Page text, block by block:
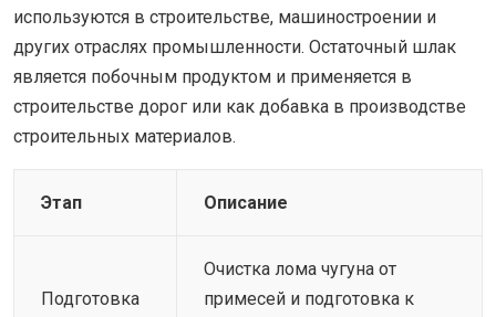
используются в строительстве, машиностроении и
других отраслях промышленности. Остаточный шлак
является побочным продуктом и применяется в
строительстве дорог или как добавка в производстве
строительных материалов.
Этап Описание
Подготовка
Очистка лома чугуна от
примесей и подготовка к